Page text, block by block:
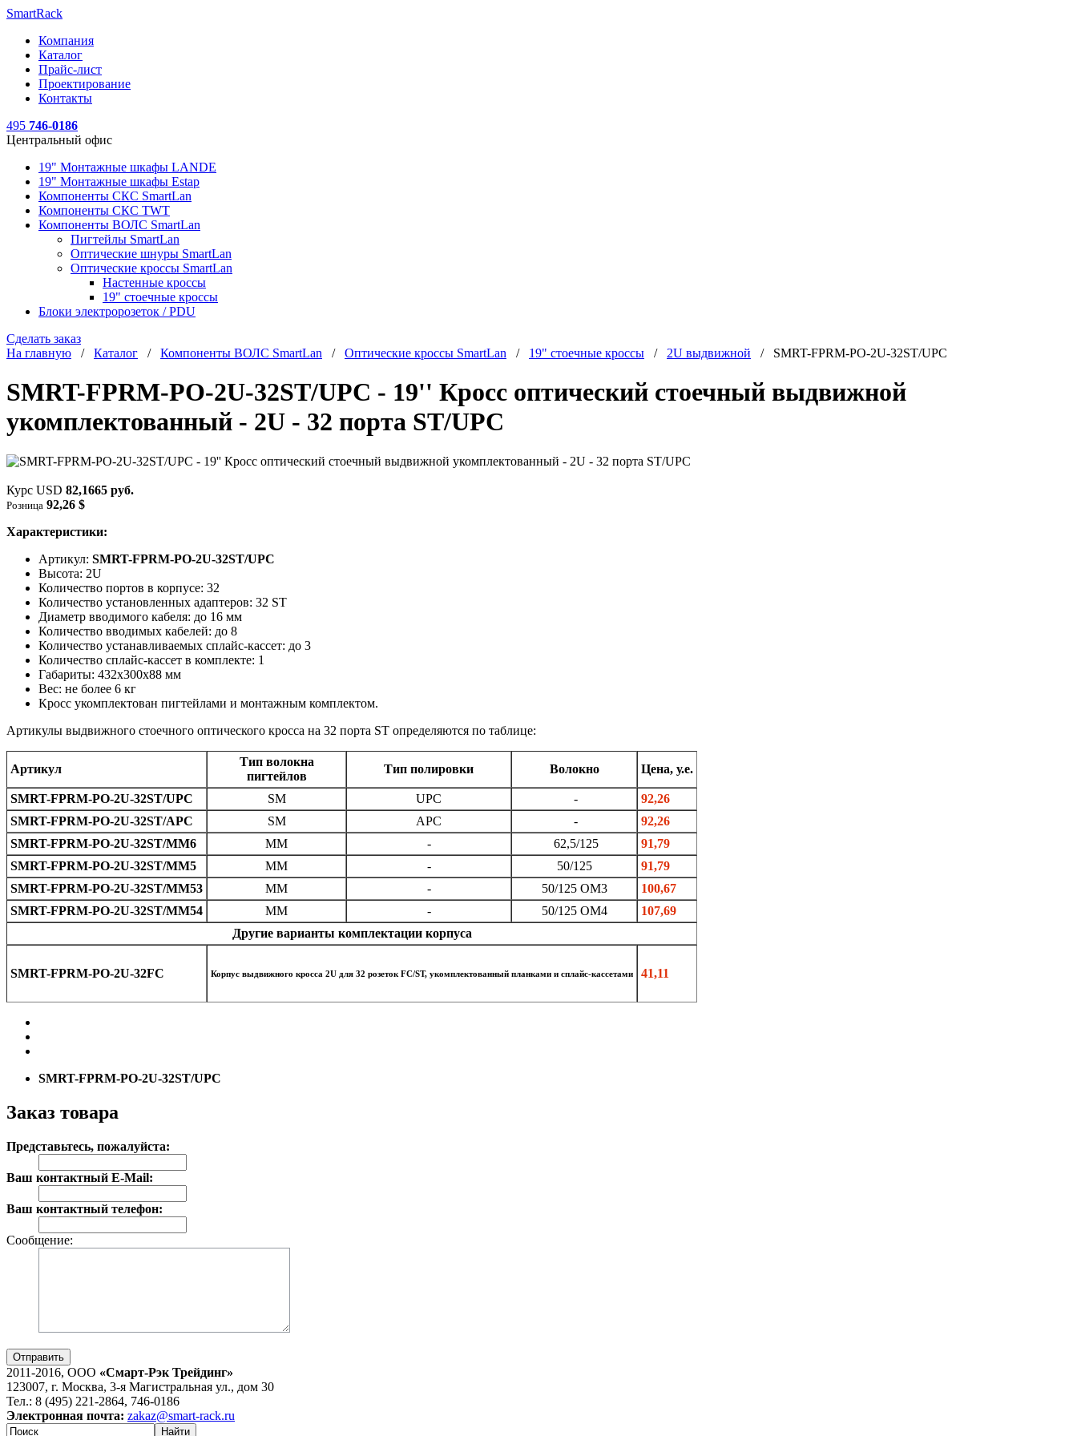
SmartRack
Компания
Каталог
Прайс-лист
Проектирование
Контакты
495 746-0186
Центральный офис
19" Монтажные шкафы LANDE
19" Монтажные шкафы Estap
Компоненты СКС SmartLan
Компоненты СКС TWT
Компоненты ВОЛС SmartLan
Пигтейлы SmartLan
Оптические шнуры SmartLan
Оптические кроссы SmartLan
Настенные кроссы
19" стоечные кроссы
Блоки электророзеток / PDU
Сделать заказ
На главную / Каталог / Компоненты ВОЛС SmartLan / Оптические кроссы SmartLan / 19" стоечные кроссы / 2U выдвижной / SMRT-FPRM-PO-2U-32ST/UPC
SMRT-FPRM-PO-2U-32ST/UPC - 19'' Кросс оптический стоечный выдвижной
укомплектованный - 2U - 32 порта ST/UPC
Курс USD 82,1665 руб.
Розница 92,26 $
Характеристики:
Артикул: SMRT-FPRM-PO-2U-32ST/UPC
Высота: 2U
Количество портов в корпусе: 32
Количество установленных адаптеров: 32 ST
Диаметр вводимого кабеля: до 16 мм
Количество вводимых кабелей: до 8
Количество устанавливаемых сплайс-кассет: до 3
Количество сплайс-кассет в комплекте: 1
Габариты: 432х300х88 мм
Вес: не более 6 кг
Кросс укомплектован пигтейлами и монтажным комплектом.
Артикулы выдвижного стоечного оптического кросса на 32 порта ST определяются по таблице:
Артикул
Тип волокна
пигтейлов
Тип полировки Волокно Цена, у.е.
SMRT-FPRM-PO-2U-32ST/UPC SM UPC -
92,26
SMRT-FPRM-PO-2U-32ST/APC
SM APC -
92,26
SMRT-FPRM-PO-2U-32ST/MM6
MM - 62,5/125
91,79
SMRT-FPRM-PO-2U-32ST/MM5
MM - 50/125
91,79
SMRT-FPRM-PO-2U-32ST/MM53
MM - 50/125 OM3
100,67
SMRT-FPRM-PO-2U-32ST/MM54
MM - 50/125 OM4
107,69
Другие варианты комплектации корпуса
SMRT-FPRM-PO-2U-32FC Корпус выдвижного кросса 2U для 32 розеток FC/ST, укомплектованный планками и сплайс-кассетами 41,11
SMRT-FPRM-PO-2U-32ST/UPC
Заказ товара
Представьтесь, пожалуйста:
Ваш контактный E-Mail:
Ваш контактный телефон:
Сообщение:
Отправить
2011-2016, ООО «Смарт-Рэк Трейдинг»
123007, г. Москва, 3-я Магистральная ул., дом 30
Тел.: 8 (495) 221-2864, 746-0186
Электронная почта: zakaz@smart-rack.ru
Найти